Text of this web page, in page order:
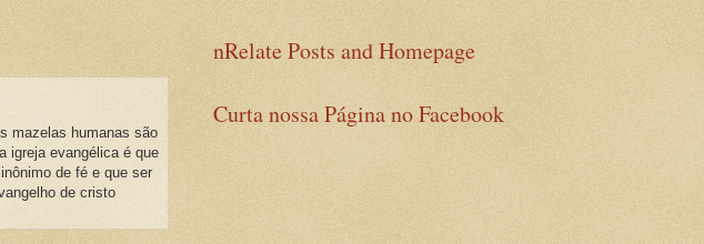
mazelas humanas são
igreja evangélica é que
de fé e que ser
de cristo
nRelate Posts and Homepage
Curta nossa Página no Facebook